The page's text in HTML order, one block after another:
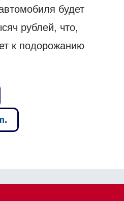
будет
рублей, что,
к подорожанию